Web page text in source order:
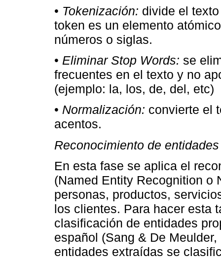
• Tokenización: divide el
token es un elemento
números o siglas.
• Eliminar Stop Words: se
frecuentes en el texto y no
(ejemplo: la, los, de, del, etc)
• Normalización: convierte el
acentos.
Reconocimiento de
En esta fase se aplica el
(Named Entity Recognition o
personas, productos,
los clientes. Para hacer esta
clasificación de entidades
español (Sang & De
entidades extraídas se